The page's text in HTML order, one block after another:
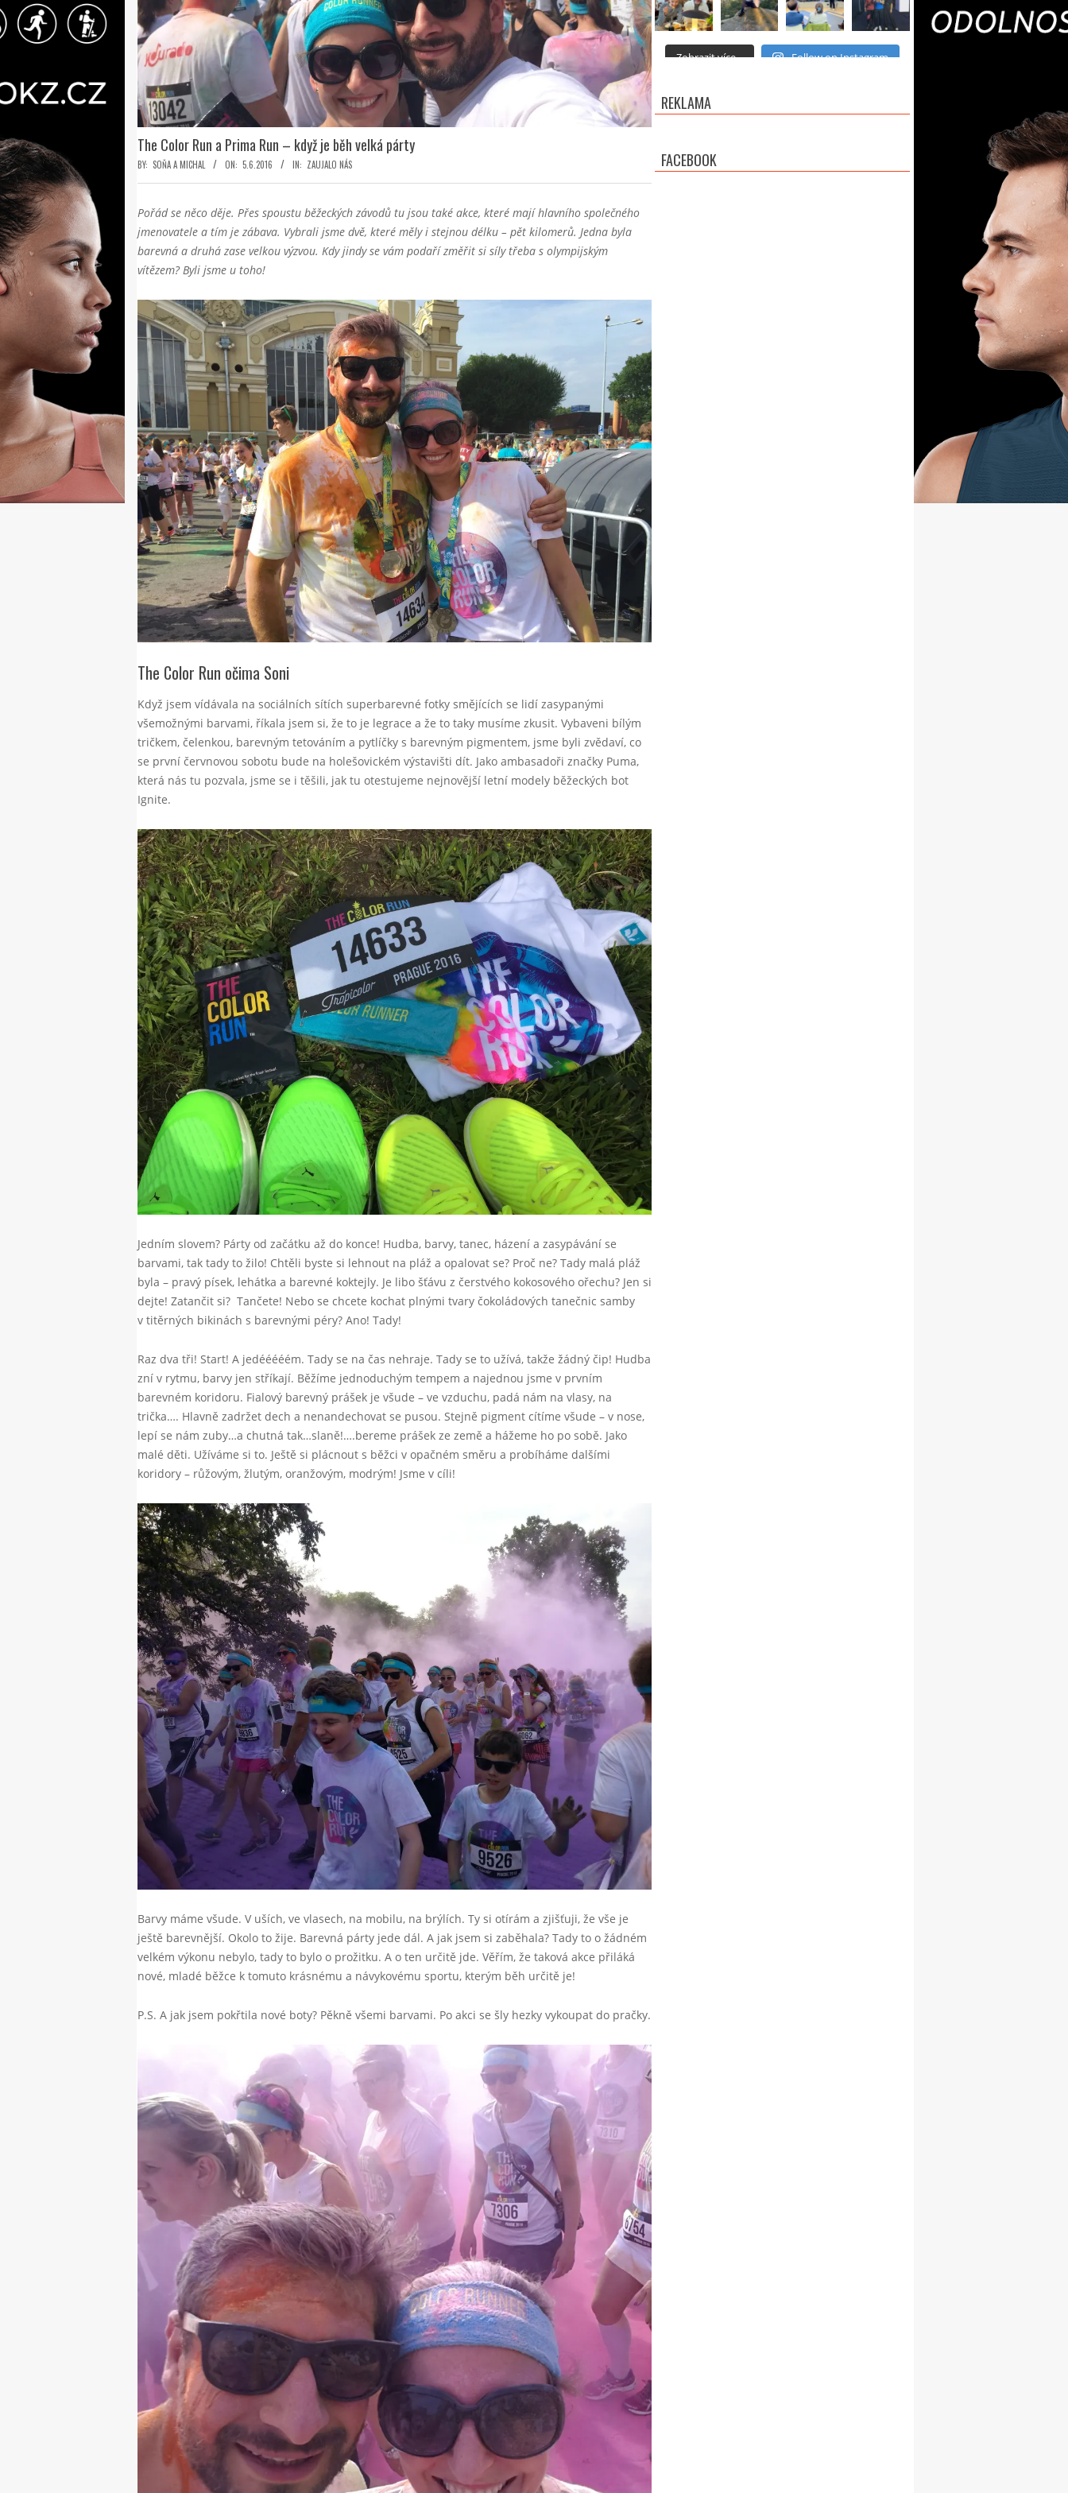
The Color Run a Prima Run – když je běh velká párty
BY: SOŇA A MICHAL ON: 5.6.2016 IN: ZAUJALO NÁS
Pořád se něco děje. Přes spoustu běžeckých závodů tu jsou také akce, které mají hlavního společného
jmenovatele a tím je zábava. Vybrali jsme dvě, které měly i stejnou délku – pět kilomerů. Jedna byla
barevná a druhá zase velkou výzvou. Kdy jindy se vám podaří změřit si síly třeba s olympijským
vítězem? Byli jsme u toho!
The Color Run očima Soni
Když jsem vídávala na sociálních sítích superbarevné fotky smějících se lidí zasypanými
všemožnými barvami, říkala jsem si, že to je legrace a že to taky musíme zkusit. Vybaveni bílým
tričkem, čelenkou, barevným tetováním a pytlíčky s barevným pigmentem, jsme byli zvědaví, co
se první červnovou sobotu bude na holešovickém výstavišti dít. Jako ambasadoři značky Puma,
která nás tu pozvala, jsme se i těšili, jak tu otestujeme nejnovější letní modely běžeckých bot
Ignite.
Jedním slovem? Párty od začátku až do konce! Hudba, barvy, tanec, házení a zasypávání se
barvami, tak tady to žilo! Chtěli byste si lehnout na pláž a opalovat se? Proč ne? Tady malá pláž
byla – pravý písek, lehátka a barevné koktejly. Je libo šťávu z čerstvého kokosového ořechu? Jen si
dejte! Zatančit si? Tančete! Nebo se chcete kochat plnými tvary čokoládových tanečnic samby
v titěrných bikinách s barevnými péry? Ano! Tady!
Raz dva tři! Start! A jedééééém. Tady se na čas nehraje. Tady se to užívá, takže žádný čip! Hudba
zní v rytmu, barvy jen stříkají. Běžíme jednoduchým tempem a najednou jsme v prvním
barevném koridoru. Fialový barevný prášek je všude – ve vzduchu, padá nám na vlasy, na
trička…. Hlavně zadržet dech a nenandechovat se pusou. Stejně pigment cítíme všude – v nose,
lepí se nám zuby…a chutná tak…slaně!….bereme prášek ze země a hážeme ho po sobě. Jako
malé děti. Užíváme si to. Ještě si plácnout s běžci v opačném směru a probíháme dalšími
koridory – růžovým, žlutým, oranžovým, modrým! Jsme v cíli!
Barvy máme všude. V uších, ve vlasech, na mobilu, na brýlích. Ty si otírám a zjišťuji, že vše je
ještě barevnější. Okolo to žije. Barevná párty jede dál. A jak jsem si zaběhala? Tady to o žádném
velkém výkonu nebylo, tady to bylo o prožitku. A o ten určitě jde. Věřím, že taková akce přiláká
nové, mladé běžce k tomuto krásnému a návykovému sportu, kterým běh určitě je!
P.S. A jak jsem pokřtila nové boty? Pěkně všemi barvami. Po akci se šly hezky vykoupat do pračky.
Zobrazit více... Follow on Instagram
REKLAMA
FACEBOOK